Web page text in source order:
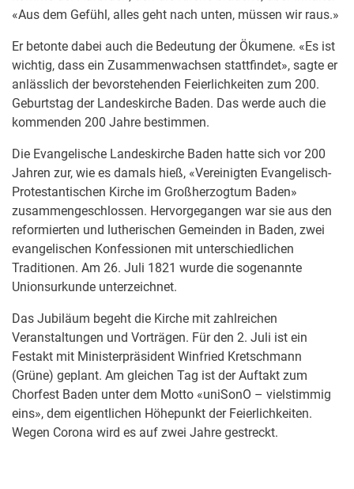
«Aus dem Gefühl, alles geht nach unten, müssen wir raus.»
Er betonte dabei auch die Bedeutung der Ökumene. «Es ist
wichtig, dass ein Zusammenwachsen stattfindet», sagte er
anlässlich der bevorstehenden Feierlichkeiten zum 200.
Geburtstag der Landeskirche Baden. Das werde auch die
kommenden 200 Jahre bestimmen.
Die Evangelische Landeskirche Baden hatte sich vor 200
Jahren zur, wie es damals hieß, «Vereinigten Evangelisch-
Protestantischen Kirche im Großherzogtum Baden»
zusammengeschlossen. Hervorgegangen war sie aus den
reformierten und lutherischen Gemeinden in Baden, zwei
evangelischen Konfessionen mit unterschiedlichen
Traditionen. Am 26. Juli 1821 wurde die sogenannte
Unionsurkunde unterzeichnet.
Das Jubiläum begeht die Kirche mit zahlreichen
Veranstaltungen und Vorträgen. Für den 2. Juli ist ein
Festakt mit Ministerpräsident Winfried Kretschmann
(Grüne) geplant. Am gleichen Tag ist der Auftakt zum
Chorfest Baden unter dem Motto «uniSonO – vielstimmig
eins», dem eigentlichen Höhepunkt der Feierlichkeiten.
Wegen Corona wird es auf zwei Jahre gestreckt.